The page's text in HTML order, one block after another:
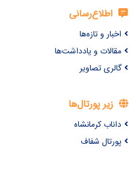
اطلاع‌رسانی
اخبار و تازه‌ها
مقالات و یادداشت‌ها
گالری تصاویر
زیر پورتال‌ها
داناب کرمانشاه
پورتال شفاف